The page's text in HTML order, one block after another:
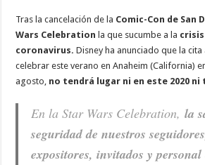
Tras la cancelación de la Comic-Con de San
Wars Celebration la que sucumbe a la crisis
coronavirus. Disney ha anunciado que la cita
celebrar este verano en Anaheim (California)
agosto, no tendrá lugar ni en este 2020 ni
En la Star Wars Celebration,la
seguridad de nuestros
expositores, invitados y personal